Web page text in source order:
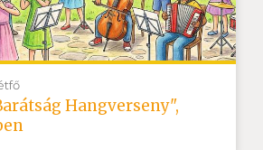
Hangverseny",